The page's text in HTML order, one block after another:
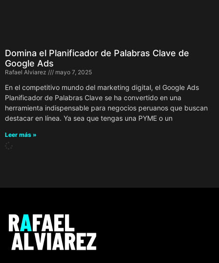
Domina el Planificador de Palabras Clave de
Google Ads
Rafael Alviarez mayo 7, 2025
En el competitivo mundo del marketing digital, el Google Ads
Planificador de Palabras Clave se ha convertido en una
herramienta indispensable para negocios peruanos que buscan
destacar en línea. Ya sea que tengas una PYME o un
Leer más »